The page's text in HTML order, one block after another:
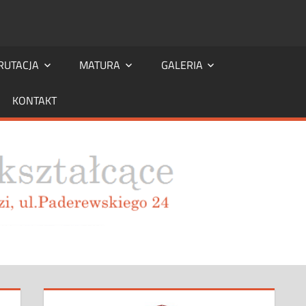
MATURA GALERIA
KONTAKT